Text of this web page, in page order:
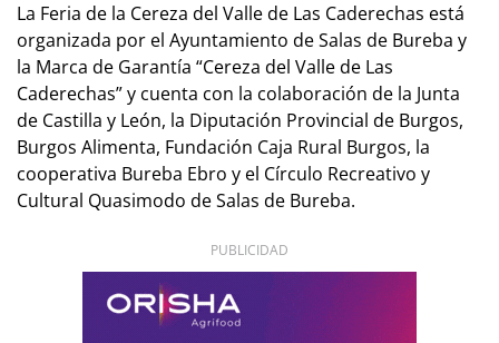
La Feria de la Cereza del Valle de Las Caderechas está
organizada por el Ayuntamiento de Salas de Bureba y
la Marca de Garantía “Cereza del Valle de Las
Caderechas” y cuenta con la colaboración de la Junta
de Castilla y León, la Diputación Provincial de Burgos,
Burgos Alimenta, Fundación Caja Rural Burgos, la
cooperativa Bureba Ebro y el Círculo Recreativo y
Cultural Quasimodo de Salas de Bureba.
PUBLICIDAD